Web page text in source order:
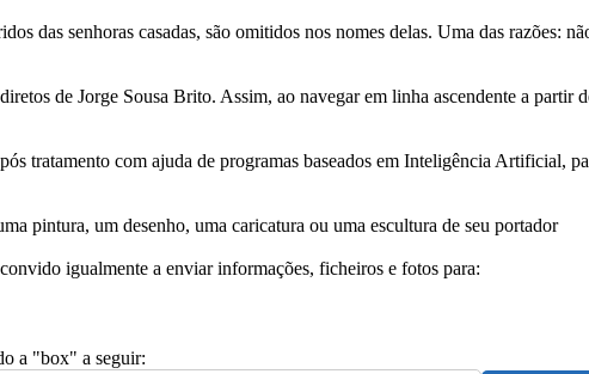
das senhoras casadas, são omitidos nos nomes delas. Uma das razões:
de Jorge Sousa Brito. Assim, ao navegar em linha ascendente a
tratamento com ajuda de programas baseados em Inteligência Artificial,
pintura, um desenho, uma caricatura ou uma escultura de seu portador
igualmente a enviar informações, ficheiros e fotos para:
a "box" a seguir: